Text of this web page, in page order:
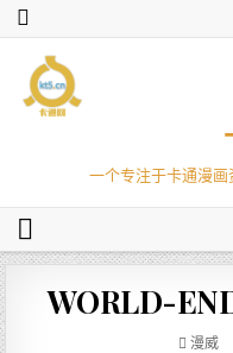
一个专注于卡通漫
WORLD-
漫威